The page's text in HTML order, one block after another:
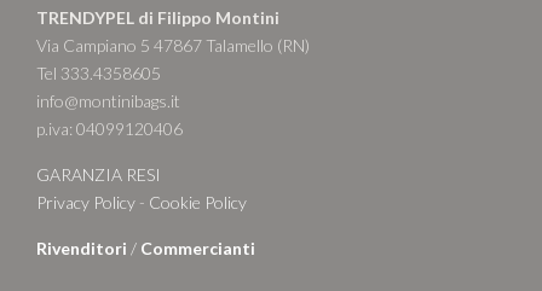
TRENDYPEL di Filippo Montini
Via Campiano 5 47867 Talamello (RN)
Tel 333.4358605
info@montinibags.it
p.iva: 04099120406
GARANZIA RESI
Privacy Policy - Cookie Policy
Rivenditori / Commercianti